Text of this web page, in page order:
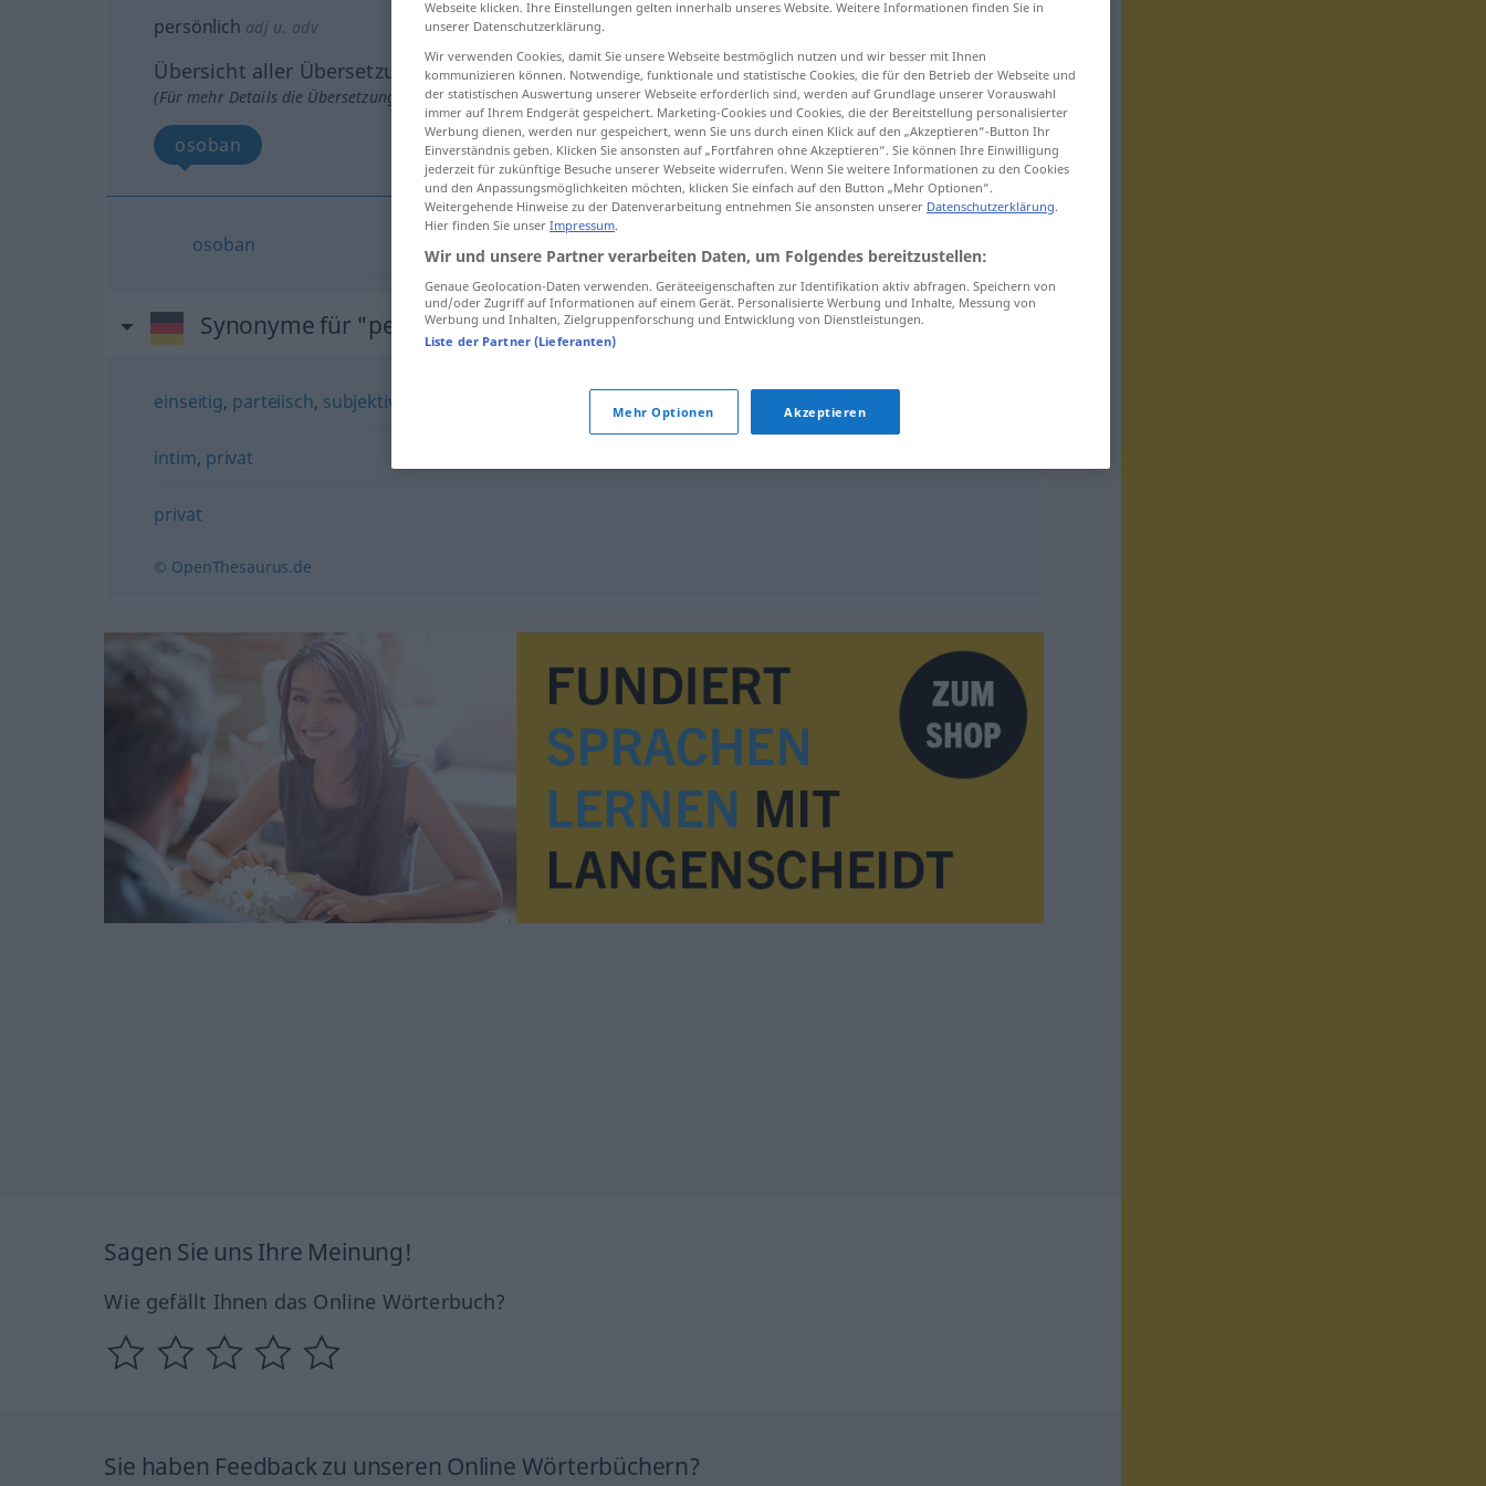
persönlich adj u. adv
Übersicht aller Übersetzungen
(Für mehr Details die Übersetzung anklicken/antippen)
osoban
osoban persönlich
Synonyme für "persönlich"
einseitig, parteiisch, subjektiv
intim, privat
privat
© OpenThesaurus.de
Sagen Sie uns Ihre Meinung!
Wie gefällt Ihnen das Online Wörterbuch?
Sie haben Feedback zu unseren Online Wörterbüchern?
Webseite klicken. Ihre Einstellungen gelten innerhalb unseres Website. Weitere Informationen finden Sie in
unserer Datenschutzerklärung.
Wir verwenden Cookies, damit Sie unsere Webseite bestmöglich nutzen und wir besser mit Ihnen
kommunizieren können. Notwendige, funktionale und statistische Cookies, die für den Betrieb der Webseite und
der statistischen Auswertung unserer Webseite erforderlich sind, werden auf Grundlage unserer Vorauswahl
immer auf Ihrem Endgerät gespeichert. Marketing-Cookies und Cookies, die der Bereitstellung personalisierter
Werbung dienen, werden nur gespeichert, wenn Sie uns durch einen Klick auf den „Akzeptieren“-Button Ihr
Einverständnis geben. Klicken Sie ansonsten auf „Fortfahren ohne Akzeptieren“. Sie können Ihre Einwilligung
jederzeit für zukünftige Besuche unserer Webseite widerrufen. Wenn Sie weitere Informationen zu den Cookies
und den Anpassungsmöglichkeiten möchten, klicken Sie einfach auf den Button „Mehr Optionen“.
Weitergehende Hinweise zu der Datenverarbeitung entnehmen Sie ansonsten unserer Datenschutzerklärung.
Hier finden Sie unser Impressum.
Wir und unsere Partner verarbeiten Daten, um Folgendes bereitzustellen:
Genaue Geolocation-Daten verwenden. Geräteeigenschaften zur Identifikation aktiv abfragen. Speichern von
und/oder Zugriff auf Informationen auf einem Gerät. Personalisierte Werbung und Inhalte, Messung von
Werbung und Inhalten, Zielgruppenforschung und Entwicklung von Dienstleistungen.
Liste der Partner (Lieferanten)
Mehr Optionen Akzeptieren